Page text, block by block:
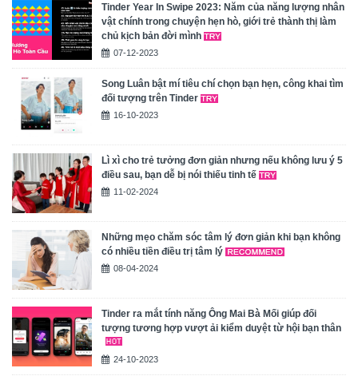
Tinder Year In Swipe 2023: Năm của năng lượng nhân
vật chính trong chuyện hẹn hò, giới trẻ thành thị làm
chủ kịch bản đời mình
07-12-2023
Song Luân bật mí tiêu chí chọn bạn hẹn, công khai tìm
đối tượng trên Tinder
16-10-2023
Lì xì cho trẻ tưởng đơn giản nhưng nếu không lưu ý 5
điều sau, bạn dễ bị nói thiếu tinh tế
11-02-2024
Những mẹo chăm sóc tâm lý đơn giản khi bạn không
có nhiều tiền điều trị tâm lý
08-04-2024
Tinder ra mắt tính năng Ông Mai Bà Mối giúp đối
tượng tương hợp vượt ải kiểm duyệt từ hội bạn thân
24-10-2023